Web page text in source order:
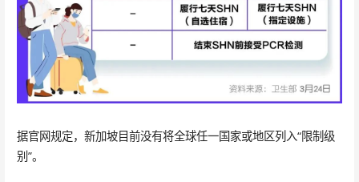
据官网规定，新加坡目前没有将全球任一国家或地区列入“限制级
别”。